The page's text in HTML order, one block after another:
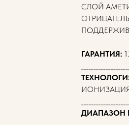
СЛОЙ
ГАРАНТИЯ:
ДИАПАЗОН